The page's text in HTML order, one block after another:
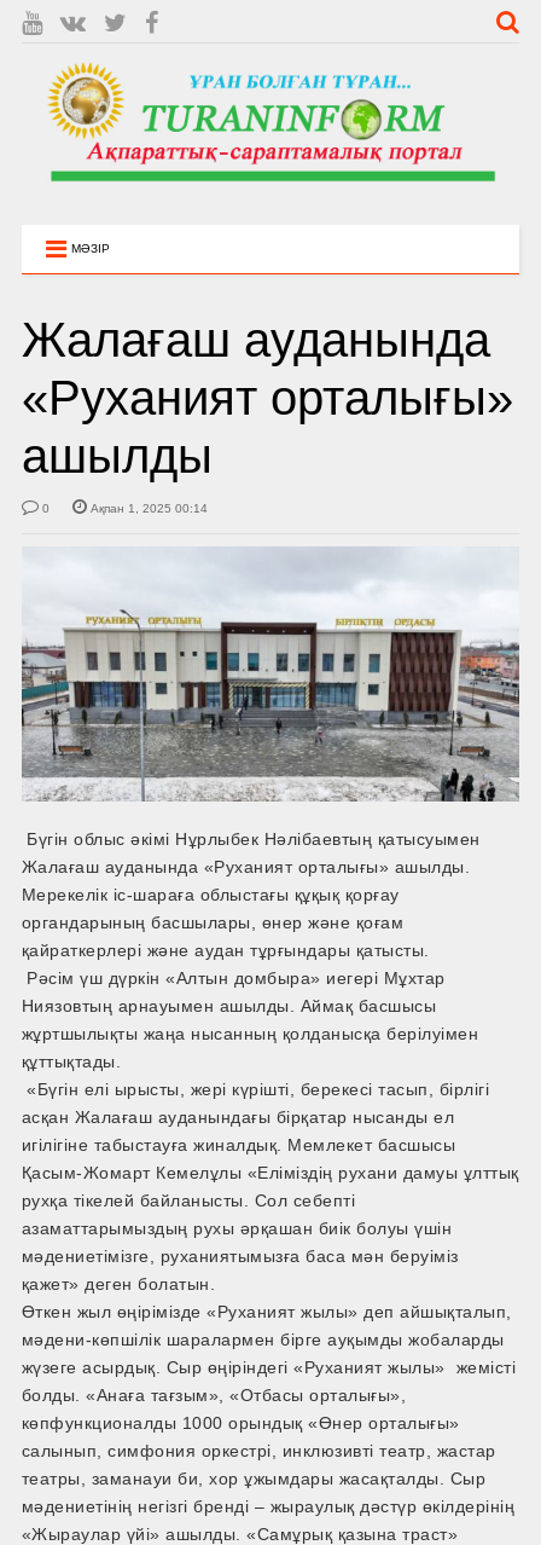
МӘЗІР
Жалағаш ауданында
«Руханият орталығы»
ашылды
0 Ақпан 1, 2025 00:14
Бүгін облыс әкімі Нұрлыбек Нәлібаевтың қатысуымен
Жалағаш ауданында «Руханият орталығы» ашылды.
Мерекелік іс-шараға облыстағы құқық қорғау
органдарының басшылары, өнер және қоғам
қайраткерлері және аудан тұрғындары қатысты.
Рәсім үш дүркін «Алтын домбыра» иегері Мұхтар
Ниязовтың арнауымен ашылды. Аймақ басшысы
жұртшылықты жаңа нысанның қолданысқа берілуімен
құттықтады.
«Бүгін елі ырысты, жері күрішті, берекесі тасып, бірлігі
асқан Жалағаш ауданындағы бірқатар нысанды ел
игілігіне табыстауға жиналдық. Мемлекет басшысы
Қасым-Жомарт Кемелұлы «Еліміздің рухани дамуы ұлттық
рухқа тікелей байланысты. Сол себепті
азаматтарымыздың рухы әрқашан биік болуы үшін
мәдениетімізге, руханиятымызға баса мән беруіміз
қажет» деген болатын.
Өткен жыл өңірімізде «Руханият жылы» деп айшықталып,
мәдени-көпшілік шаралармен бірге ауқымды жобаларды
жүзеге асырдық. Сыр өңіріндегі «Руханият жылы» жемісті
болды. «Анаға тағзым», «Отбасы орталығы»,
көпфункционалды 1000 орындық «Өнер орталығы»
салынып, симфония оркестрі, инклюзивті театр, жастар
театры, заманауи би, хор ұжымдары жасақталды. Сыр
мәдениетінің негізгі бренді – жыраулық дәстүр өкілдерінің
«Жыраулар үйі» ашылды. «Самұрық қазына траст»